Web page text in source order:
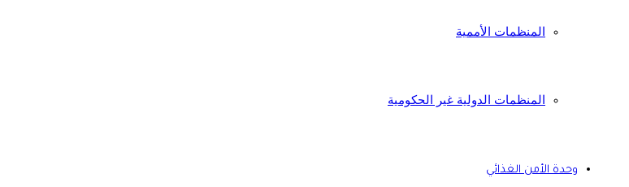
المنظمات الأممية
المنظمات الدولية غير الحكومية
وحدة الأمن الغذائي